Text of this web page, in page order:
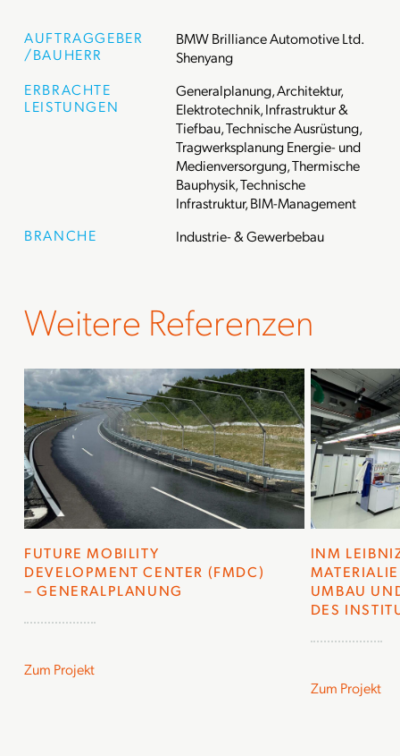
AUFTRAGGEBER
/BAUHERR
BMW Brilliance Automotive Ltd.
Shenyang
ERBRACHTE
LEISTUNGEN
Generalplanung, Architektur,
Elektrotechnik, Infrastruktur &
Tiefbau, Technische Ausrüstung,
Tragwerksplanung Energie- und
Medienversorgung, Thermische
Bauphysik, Technische
Infrastruktur, BIM-Management
BRANCHE
Industrie- & Gewerbebau
Weitere Referenzen
FUTURE MOBILITY
DEVELOPMENT CENTER (FMDC)
– GENERALPLANUNG
Zum Projekt
INM
UMBAU
DES
Zum Projekt